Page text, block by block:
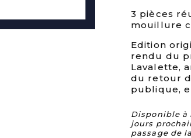
3 pièces
mouillure
Edition
rendu du
Lavalette,
du retour
publique,
Disponible à
jours
passage de